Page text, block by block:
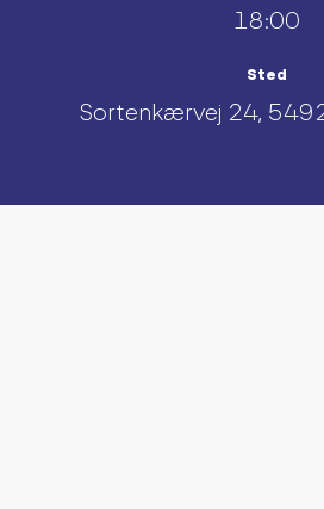
18:00
Sted
Sortenkærvej 24,